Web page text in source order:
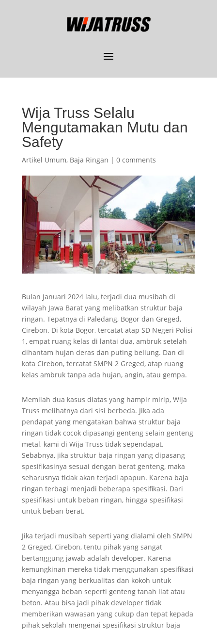
Wija Truss Selalu
Mengutamakan Mutu dan
Safety
Artikel Umum, Baja Ringan | 0 comments
Bulan Januari 2024 lalu, terjadi dua musibah di
wilayah Jawa Barat yang melibatkan struktur baja
ringan. Tepatnya di Paledang, Bogor dan Greged,
Cirebon. Di kota Bogor, tercatat atap SD Negeri Polisi
1, empat ruang kelas di lantai dua, ambruk setelah
dihantam hujan deras dan puting beliung. Dan di
kota Cirebon, tercatat SMPN 2 Greged, atap ruang
kelas ambruk tanpa ada hujan, angin, atau gempa.
Memilah dua kasus diatas yang hampir mirip, Wija
Truss melihatnya dari sisi berbeda. Jika ada
pendapat yang mengatakan bahwa struktur baja
ringan tidak cocok dipasangi genteng selain genteng
metal, kami di Wija Truss tidak sependapat.
Sebabnya, jika struktur baja ringan yang dipasang
spesifikasinya sesuai dengan berat genteng, maka
seharusnya tidak akan terjadi apapun. Karena baja
ringan terbagi menjadi beberapa spesifikasi. Dari
spesifikasi untuk beban ringan, hingga spesifikasi
untuk beban berat.
Jika terjadi musibah seperti yang dialami oleh SMPN
2 Greged, Cirebon, tentu pihak yang sangat
bertanggung jawab adalah developer. Karena
kemungkinan mereka tidak menggunakan spesifikasi
baja ringan yang berkualitas dan kokoh untuk
menyangga beban seperti genteng tanah liat atau
beton. Atau bisa jadi pihak developer tidak
memberikan wawasan yang cukup dan tepat kepada
pihak sekolah mengenai spesifikasi struktur baja